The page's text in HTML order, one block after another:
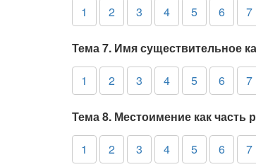
1 2 3 4 5 6 7
Тема 7. Имя существительное
1 2 3 4 5 6 7
Тема 8. Местоимение как часть
1 2 3 4 5 6 7